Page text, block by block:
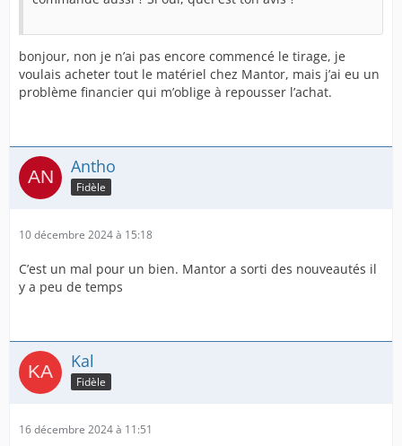
bonjour, non je n’ai pas encore commencé le tirage, je
voulais acheter tout le matériel chez Mantor, mais j’ai eu un
problème financier qui m’oblige à repousser l’achat.
Antho
Fidèle
10 décembre 2024 à 15:18
C’est un mal pour un bien. Mantor a sorti des nouveautés il
y a peu de temps
Kal
Fidèle
16 décembre 2024 à 11:51